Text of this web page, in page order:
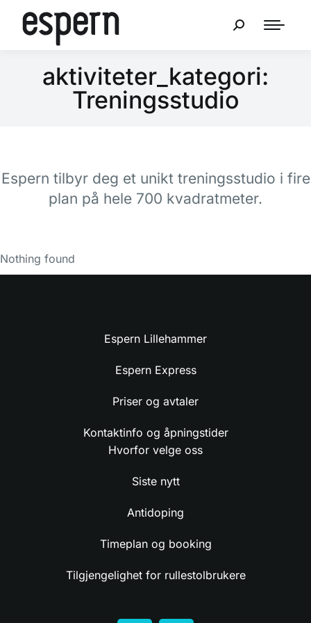
aktiviteter_kategori:
Treningsstudio
Espern tilbyr deg et unikt treningsstudio i fire
plan på hele 700 kvadratmeter.
Nothing found
Espern Lillehammer
Espern Express
Priser og avtaler
Kontaktinfo og åpningstider
Hvorfor velge oss
Siste nytt
Antidoping
Timeplan og booking
Tilgjengelighet for rullestolbrukere